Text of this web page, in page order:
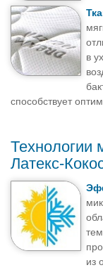
в
способствует
Технологии
Латекс-
из